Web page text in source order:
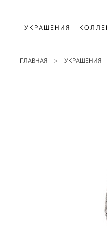
УКРАШЕНИЯ
ГЛАВНАЯ УКРАШЕНИЯ